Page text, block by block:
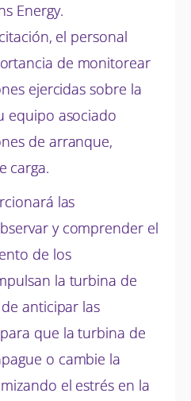
Energy.
el personal
de monitorear
ejercidas sobre la
equipo asociado
de arranque,
carga.
las
y comprender el
de los
la turbina de
anticipar las
que la turbina de
o cambie la
el estrés en la